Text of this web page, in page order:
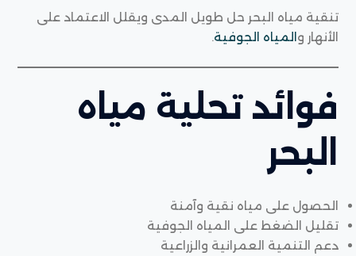
تنقية مياه البحر حل طويل المدى ويقلل الاعتماد على
الأنهار والمياه الجوفية.
فوائد تحلية مياه
البحر
الحصول على مياه نقية وآمنة
تقليل الضغط على المياه الجوفية
دعم التنمية العمرانية والزراعية